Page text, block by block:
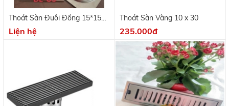
Thoát Sàn Đuôi Đồng 15*15
phi 90
Liện hệ
Thoát Sàn Vàng 10 x 30
235.000đ